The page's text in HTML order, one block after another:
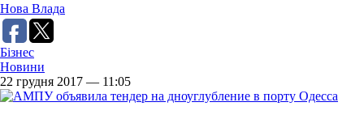
Нова Влада
Бізнес
Новини
22 грудня 2017 — 11:05